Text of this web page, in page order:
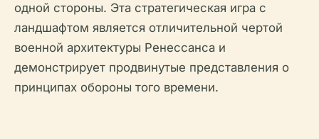
одной стороны. Эта стратегическая игра с
ландшафтом является отличительной чертой
военной архитектуры Ренессанса и
демонстрирует продвинутые представления о
принципах обороны того времени.